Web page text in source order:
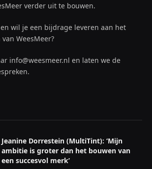
verder uit te bouwen.
wil je een bijdrage leveren aan het
WeesMeer?
info@weesmeer.nl en laten we de
Jeanine Dorrestein (MultiTint): ‘Mijn
ambitie is groter dan het bouwen van
een succesvol merk’